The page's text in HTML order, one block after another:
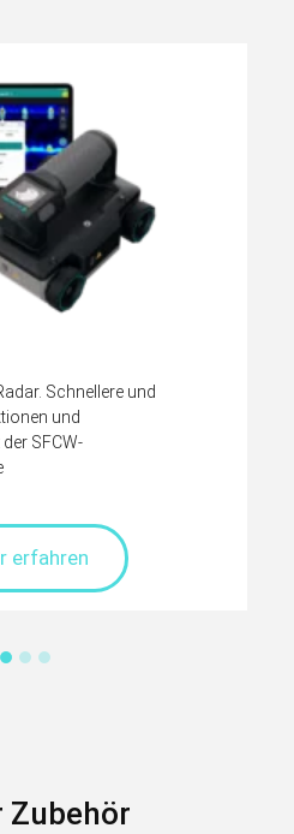
Schnellere und
und
SFCW-
erfahren
Zubehör